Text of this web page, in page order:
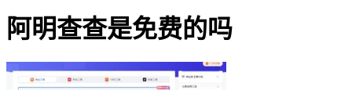
阿明查查是免费的吗